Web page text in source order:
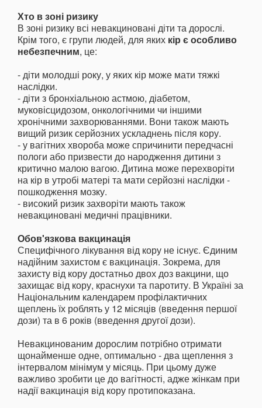
Хто в зоні ризику
В зоні ризику всі невакциновані діти та дорослі.
Крім того, є групи людей, для яких кір є особливо
небезпечним, це:
- діти молодші року, у яких кір може мати тяжкі
наслідки.
- діти з бронхіальною астмою, діабетом,
муковісцидозом, онкологічними чи іншими
хронічними захворюваннями. Вони також мають
вищий ризик серйозних ускладнень після кору.
- у вагітних хвороба може спричинити передчасні
пологи або призвести до народження дитини з
критично малою вагою. Дитина може перехворіти
на кір в утробі матері та мати серйозні наслідки -
пошкодження мозку.
- високий ризик захворіти мають також
невакциновані медичні працівники.
Обов'язкова вакцинація
Специфічного лікування від кору не існує. Єдиним
надійним захистом є вакцинація. Зокрема, для
захисту від кору достатньо двох доз вакцини, що
захищає від кору, краснухи та паротиту. В Україні за
Національним календарем профілактичних
щеплень їх роблять у 12 місяців (введення першої
дози) та в 6 років (введення другої дози).
Невакцинованим дорослим потрібно отримати
щонайменше одне, оптимально - два щеплення з
інтервалом мінімум у місяць. При цьому дуже
важливо зробити це до вагітності, адже жінкам при
надії вакцинація від кору протипоказана.